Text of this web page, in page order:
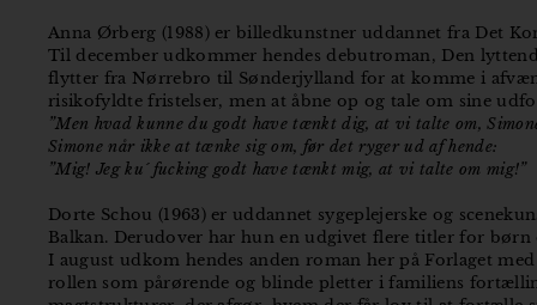
Anna Ørberg (1988) er billedkunstner uddannet fra Det
Til december udkommer hendes debutroman, Den
flytter fra Nørrebro til Sønderjylland for at komme i
risikofyldte fristelser, men at åbne op og tale om sine
”Men hvad kunne du godt have tænkt dig, at vi talte om,
Simone når ikke at tænke sig om, før det ryger ud af hende:
”Mig! Jeg ku´ fucking godt have tænkt mig, at vi talte om mig!”
Dorte Schou (1963) er uddannet sygeplejerske og
Balkan. Derudover har hun en udgivet flere titler for børn
I august udkom hendes anden roman her på Forlaget
rollen som pårørende og blinde pletter i familiens